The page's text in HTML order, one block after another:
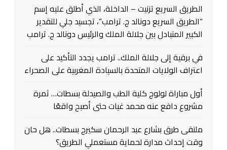
الطريق السريع تزنيت – الداخلة، الذي أطلق عليه إسم
“الطريق السريع دونالد ج. ترامب”، تجسيد جلي للتقدير
الكبير المتبادل بين جلالة الملك والرئيس دونالد ج. ترامب
في برقية إلى جلالة الملك.. ترامب يجدد التأكيد على
اعتراف الولايات المتحدة بالسيادة المغربية على الصحراء
أول مباراة لولوج كلية الطب والصيدلة بسطات… ثمرة
مشروع دافع عنه محمد غيات حتى أصبح واقعًا
ملتقى طرق بشارع عبد الرحمان سكيرج بسطات.. هل حان
وقت إحداث مدارة لحماية مستعملي الطريق؟